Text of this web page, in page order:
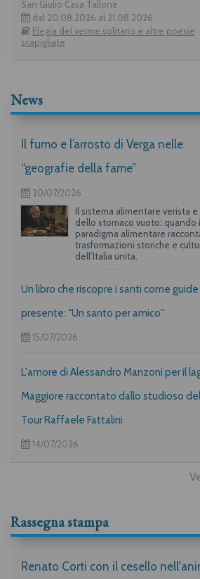
San Giulio Casa Tallone
dal 20.08.2026 al 21.08.2026
Elegia del verme solitario e altre poesie
scapigliate
News
Il fumo e l’arrosto di Verga nelle
“geografie della fame”
20/07/2026
Il sistema alimentare verista e
dello stomaco vuoto: quando
paradigma alimentare
trasformazioni storiche e
dell’Italia unita.
Un libro che riscopre i santi come
presente: "Un santo per amico"
15/07/2026
L'amore di Alessandro Manzoni per il
Maggiore raccontato dallo studioso
Tour Raffaele Fattalini
14/07/2026
Rassegna stampa
Renato Corti con il cesello